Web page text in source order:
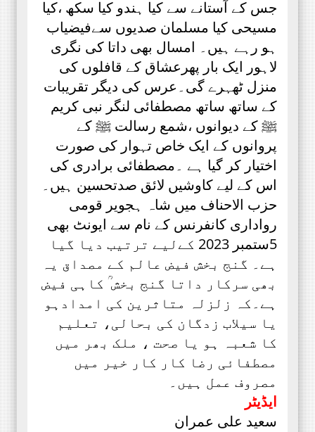
جس کے آستانے سے کیا ہندو کیا سکھ ،کیا
مسیحی کیا مسلمان صدیوں سےفیضیاب
ہو رہے ہیں۔ امسال بھی داتا کی نگری
لاہور ایک بار پھرعشاق کے قافلوں کی
منزل ٹھہرے گی۔عرس کی دیگر تقریبات
کے ساتھ ساتھ مصطفائی لنگر نبی کریم
ﷺ کے دیوانوں ،شمع رسالت ﷺ کے
پروانوں کے ایک خاص تہوار کی صورت
اختیار کر گیا ہے ۔مصطفائی برادری کی
اس کے لیے کاوشیں لائق صدتحسین ہیں۔
حزب الاحناف میں شاہ ہجویر قومی
رواداری کانفرنس کے نام سے ایونٹ بھی
5ستمبر 2023 کےلیے ترتیب دیا گیا
ہے۔ گنج بخش فیض عالم کے مصداق یہ
بھی سرکار داتا گنج بخش ؒ کاہی فیض
ہے۔کہ زلزلہ متاثرین کی امدادہو
یا سیلاب زدگان کی بحالی، تعلیم
کا شعبہ ہو یا صحت ، ملک بھر میں
مصطفائی رضا کار کار خیر میں
مصروف عمل ہیں۔
ایڈیٹر
سعید علی عمران